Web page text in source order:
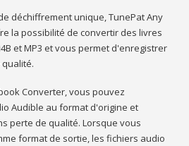
déchiffrement unique, TunePat Any
la possibilité de convertir des livres
et MP3 et vous permet d'enregistrer
Converter, vous pouvez
Audible au format d'origine et
perte de qualité. Lorsque vous
format de sortie, les fichiers audio